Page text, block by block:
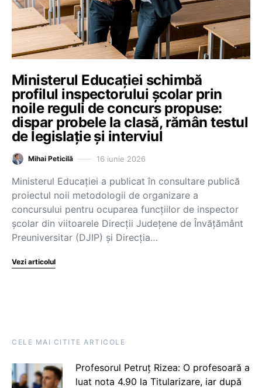
Ministerul Educației schimbă
profilul inspectorului școlar prin
noile reguli de concurs propuse:
dispar probele la clasă, rămân testul
de legislație și interviul
Mihai Peticilă 16 iunie 2026
Ministerul Educației a publicat în consultare publică
proiectul noii metodologii de organizare a
concursului pentru ocuparea funcțiilor de inspector
școlar din viitoarele Direcții Județene de Învățământ
Preuniversitar (DJIP) și Direcția…
Vezi articolul
CELE MAI CITITE ARTICOLE
Profesorul Petruț Rizea: O profesoară a
luat nota 4.90 la Titularizare, iar după